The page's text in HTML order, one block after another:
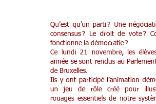
Qu’est qu’un parti ? Une
consen­­­­­sus ? Le droit de vote ?
fonc­­­­­tionne la démo­­­­­cra­­­­­tie ?
Ce lundi 21 novembre, les
année se sont rendus au Parlement
de Bruxelles.
Ils y ont participé l’animation
un jeu de rôle créé pour
rouages essen­­­­­tiels de notre